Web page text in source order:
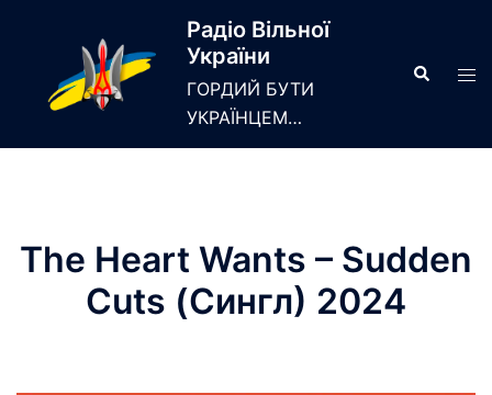
Радіо Вільної
України
ГОРДИЙ БУТИ
УКРАЇНЦЕМ…
Search
The Heart Wants – Sudden
Cuts (Сингл) 2024